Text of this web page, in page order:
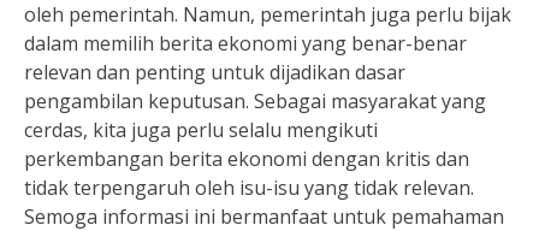
oleh pemerintah. Namun, pemerintah juga perlu bijak
dalam memilih berita ekonomi yang benar-benar
relevan dan penting untuk dijadikan dasar
pengambilan keputusan. Sebagai masyarakat yang
cerdas, kita juga perlu selalu mengikuti
perkembangan berita ekonomi dengan kritis dan
tidak terpengaruh oleh isu-isu yang tidak relevan.
Semoga informasi ini bermanfaat untuk pemahaman